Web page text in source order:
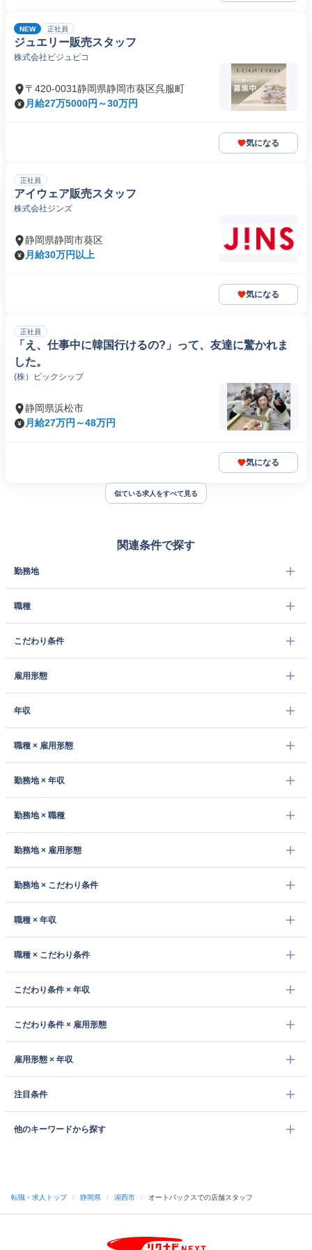
NEW 正社員
ジュエリー販売スタッフ
株式会社ビジュピコ
〒420-0031静岡県静岡市葵区呉服町
月給27万5000円～30万円
気になる
正社員
アイウェア販売スタッフ
株式会社ジンズ
静岡県静岡市葵区
月給30万円以上
気になる
正社員
「え、仕事中に韓国行けるの?」って、友達に驚かれま
した。
(株）ビックシップ
静岡県浜松市
月給27万円～48万円
気になる
似ている求人をすべて見る
関連条件で探す
勤務地
職種
こだわり条件
雇用形態
年収
職種 × 雇用形態
勤務地 × 年収
勤務地 × 職種
勤務地 × 雇用形態
勤務地 × こだわり条件
職種 × 年収
職種 × こだわり条件
こだわり条件 × 年収
こだわり条件 × 雇用形態
雇用形態 × 年収
注目条件
他のキーワードから探す
転職・求人トップ / 静岡県 / 湖西市 / オートバックスでの店舗スタッフ